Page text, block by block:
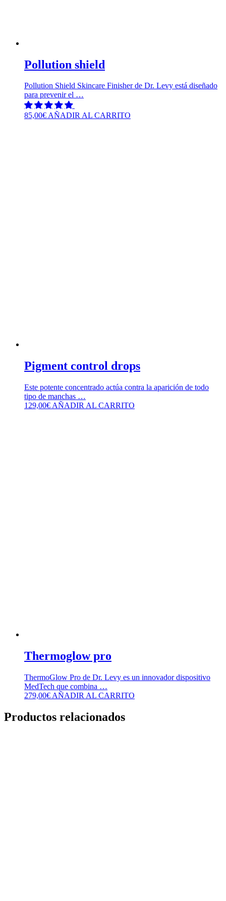
Pollution shield
Pollution Shield Skincare Finisher de Dr. Levy está diseñado
para prevenir el …
85,00€AÑADIR AL CARRITO
Pigment control drops
Este potente concentrado actúa contra la aparición de todo
tipo de manchas …
129,00€ AÑADIR AL CARRITO
Thermoglow pro
ThermoGlow Pro de Dr. Levy es un innovador dispositivo
MedTech que combina …
279,00€ AÑADIR AL CARRITO
Productos relacionados